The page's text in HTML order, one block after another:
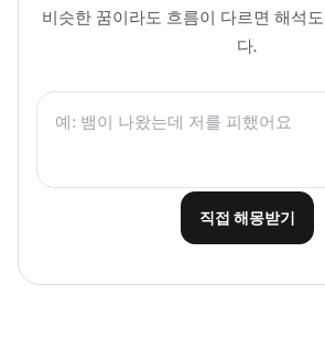
비슷한 꿈이라도 흐름이 다르면 해석
다.
직접 해몽받기